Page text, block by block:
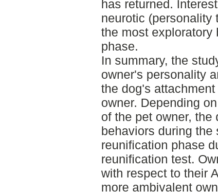
has returned.
neurotic (personality
the most exploratory
phase.
In summary, the
owner's personality
the dog's
owner. Depending
of the pet owner,
behaviors during the
reunification phase
reunification test.
with respect to their
more ambivalent